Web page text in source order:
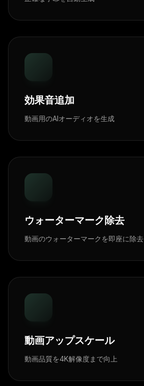
効果音追加
動画用のAIオーディオを生成
ウォーターマーク除去
動画のウォーターマークを即座に除去
動画アップスケール
動画品質を4K解像度まで向上